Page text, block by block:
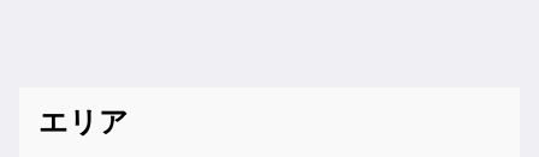
エリア